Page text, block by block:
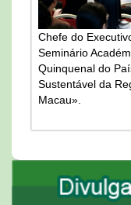
Chefe do
Seminário
Quinquenal do
Sustentável da
Macau».